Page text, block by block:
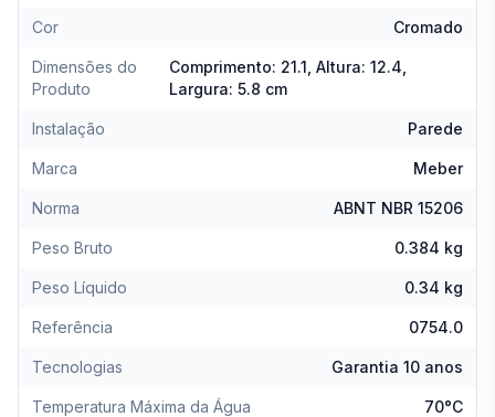
Cor Cromado
Dimensões do
Produto
Comprimento: 21.1, Altura: 12.4,
Largura: 5.8 cm
Instalação Parede
Marca Meber
Norma ABNT NBR 15206
Peso Bruto 0.384 kg
Peso Líquido 0.34 kg
Referência 0754.0
Tecnologias Garantia 10 anos
Temperatura Máxima da Água 70°C